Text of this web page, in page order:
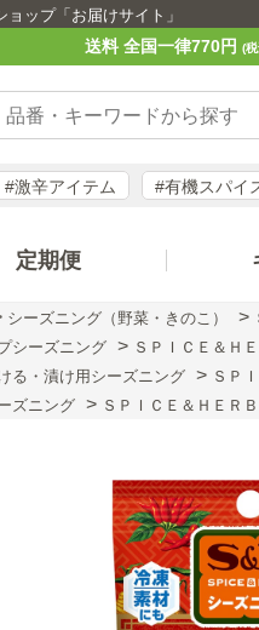
ップ「お届けサイト」
送料 全国一律770円 (
#激辛アイテム #有機スパイ
定期便
シーズニング（野菜・きのこ） >
シーズニング > ＳＰＩＣＥ＆Ｈ
る・漬け用シーズニング > ＳＰ
ズニング > ＳＰＩＣＥ＆ＨＥＲ